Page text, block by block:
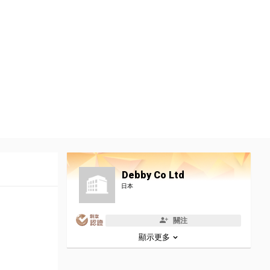
Debby Co Ltd
日本
關注
顯示更多